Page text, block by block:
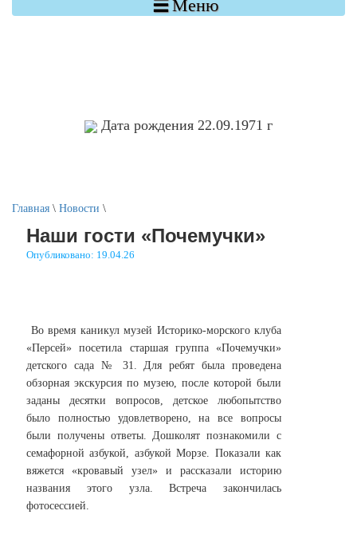
Дата рождения 22.09.1971 г
Меню
Главная \ Новости \
Наши гости «Почемучки»
Опубликовано: 19.04.26
Во время каникул музей Историко-морского клуба
«Персей» посетила старшая группа «Почемучки»
детского сада № 31. Для ребят была проведена
обзорная экскурсия по музею, после которой были
заданы десятки вопросов, детское любопытство
было полностью удовлетворено, на все вопросы
были получены ответы. Дошколят познакомили с
семафорной азбукой, азбукой Морзе. Показали как
вяжется «кровавый узел» и рассказали историю
названия этого узла. Встреча закончилась
фотосессией.